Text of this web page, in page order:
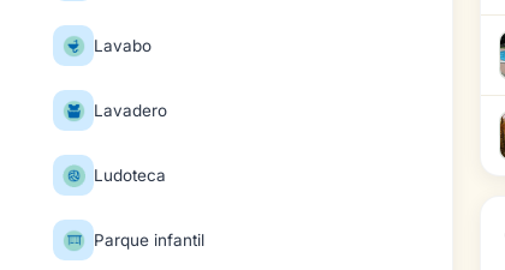
Lavabo
Lavadero
Ludoteca
Parque infantil